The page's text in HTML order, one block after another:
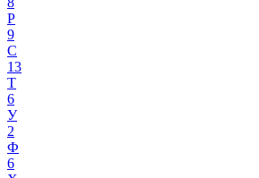
Р
9
С
13
Т
6
У
2
Ф
6